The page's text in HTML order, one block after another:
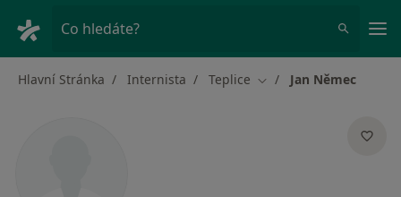
Co hledáte?
Hlavní Stránka Internista Teplice Změna města
Jan Němec